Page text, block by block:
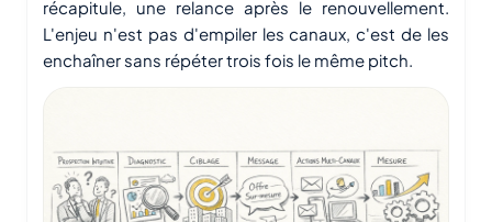
récapitule, une relance après le renouvellement.
L'enjeu n'est pas d'empiler les canaux, c'est de les
enchaîner sans répéter trois fois le même pitch.